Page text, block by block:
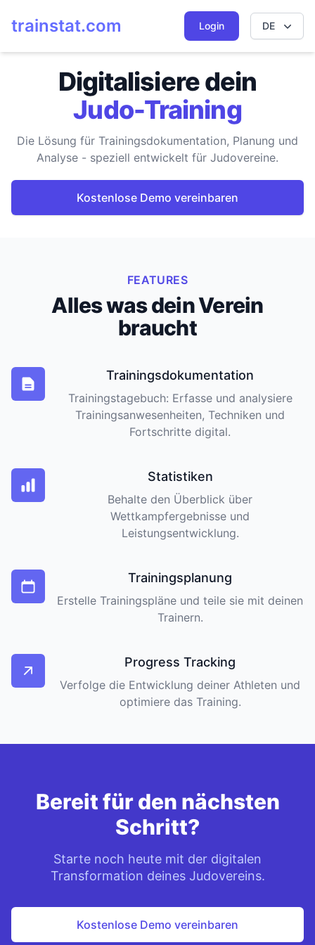
trainstat.com Login DE
Digitalisiere dein
Judo-Training
Die Lösung für Trainingsdokumentation, Planung und
Analyse - speziell entwickelt für Judovereine.
Kostenlose Demo vereinbaren
FEATURES
Alles was dein Verein
braucht
Trainingsdokumentation
Trainingstagebuch: Erfasse und analysiere
Trainingsanwesenheiten, Techniken und
Fortschritte digital.
Statistiken
Behalte den Überblick über
Wettkampfergebnisse und
Leistungsentwicklung.
Trainingsplanung
Erstelle Trainingspläne und teile sie mit deinen
Trainern.
Progress Tracking
Verfolge die Entwicklung deiner Athleten und
optimiere das Training.
Bereit für den nächsten
Schritt?
Starte noch heute mit der digitalen
Transformation deines Judovereins.
Kostenlose Demo vereinbaren